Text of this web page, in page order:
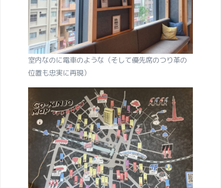
室内なのに電車のような（そして優先席のつり革の
位置も忠実に再現）